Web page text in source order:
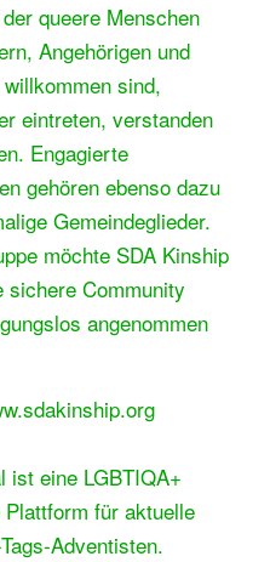
queere Menschen
Angehörigen und
sind,
eintreten, verstanden
Engagierte
gehören ebenso dazu
Gemeindeglieder.
möchte SDA Kinship
sichere Community
angenommen
ist eine LGBTIQA+
für aktuelle
Adventisten.